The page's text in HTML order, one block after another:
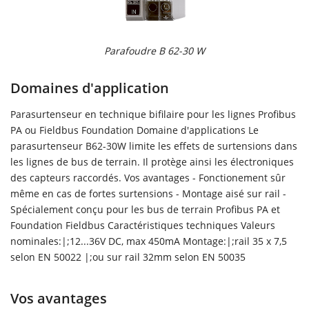
Parafoudre B 62-30 W
Domaines d'application
Parasurtenseur en technique bifilaire pour les lignes Profibus
PA ou Fieldbus Foundation Domaine d'applications Le
parasurtenseur B62-30W limite les effets de surtensions dans
les lignes de bus de terrain. Il protège ainsi les électroniques
des capteurs raccordés. Vos avantages - Fonctionement sûr
même en cas de fortes surtensions - Montage aisé sur rail -
Spécialement conçu pour les bus de terrain Profibus PA et
Foundation Fieldbus Caractéristiques techniques Valeurs
nominales:|;12...36V DC, max 450mA Montage:|;rail 35 x 7,5
selon EN 50022 |;ou sur rail 32mm selon EN 50035
Vos avantages